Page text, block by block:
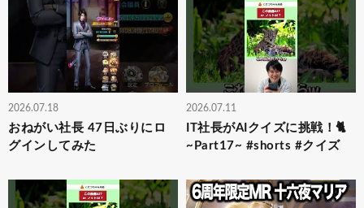
2026.07.18
おねがい社長 47日ぶりにロ
グインしてみた
2026.07.11
IT社長がAIクイズに挑戦！🐈
~Part17~ #shorts #クイズ